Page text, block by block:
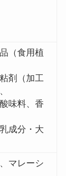
（食用植
剤（加工
味料、香
成分・大
マレーシ